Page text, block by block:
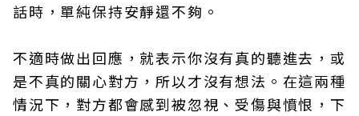
話時，單純保持安靜還不夠。
不適時做出回應，就表示你沒有真的聽進去，或
是不真的關心對方，所以才沒有想法。在這兩種
情況下，對方都會感到被忽視、受傷與憤恨，下